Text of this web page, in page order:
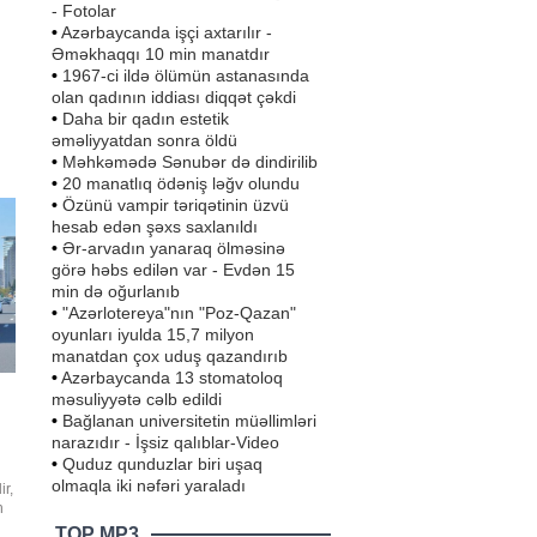
- Fotolar
•Azərbaycanda işçi axtarılır -
Əməkhaqqı 10 min manatdır
• 1967-ci ildə ölümün astanasında
olan qadının iddiası diqqət çəkdi
• Daha bir qadın estetik
əməliyyatdan sonra öldü
• Məhkəmədə Sənubər də dindirilib
• 20 manatlıq ödəniş ləğv olundu
• Özünü vampir təriqətinin üzvü
hesab edən şəxs saxlanıldı
• Ər-arvadın yanaraq ölməsinə
görə həbs edilən var - Evdən 15
min də oğurlanıb
• "Azərlotereya"nın "Poz-Qazan"
oyunları iyulda 15,7 milyon
manatdan çox uduş qazandırıb
•Azərbaycanda 13 stomatoloq
məsuliyyətə cəlb edildi
• Bağlanan universitetin müəllimləri
narazıdır - İşsiz qalıblar-Video
• Quduz qunduzlar biri uşaq
olmaqla iki nəfəri yaraladı